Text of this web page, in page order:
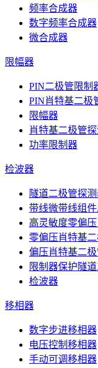
频率合成器
数字频率合成器
微合成器
限幅器
PIN二极管限制
PIN肖特基二极
限幅器
肖特基二极管
功率限制器
检波器
隧道二极管探
带线微带线组
高灵敏度零偏
零偏压肖特基
偏压肖特基二
限制器保护隧
检波器
移相器
数字步进移相器
电压控制移相器
手动可调移相器